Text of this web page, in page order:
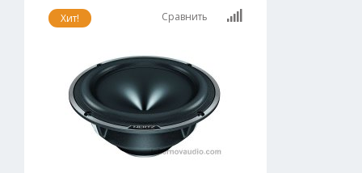
Хит! Сравнить